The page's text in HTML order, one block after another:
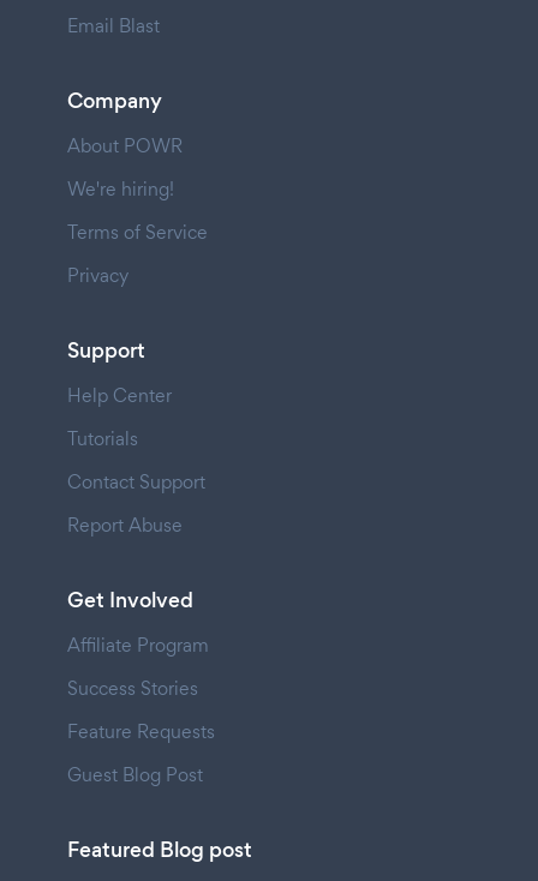
Email Blast
Company
About POWR
We're hiring!
Terms of Service
Privacy
Support
Help Center
Tutorials
Contact Support
Report Abuse
Get Involved
Affiliate Program
Success Stories
Feature Requests
Guest Blog Post
Featured Blog post